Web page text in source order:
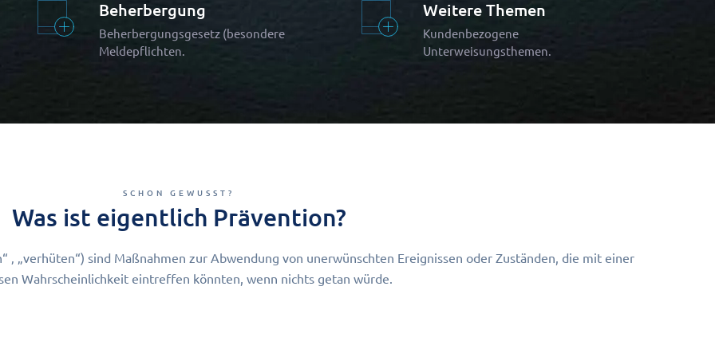
Beherbergung
Beherbergungsgesetz (besondere
Meldepflichten.
Weitere Themen
Kundenbezogene
Unterweisungsthemen.
SCHON GEWUSST?
Was ist eigentlich Prävention?
‚ „verhüten“) sind Maßnahmen zur Abwendung von unerwünschten Ereignissen oder Zuständen, die mit einer
Wahrscheinlichkeit eintreffen könnten, wenn nichts getan würde.